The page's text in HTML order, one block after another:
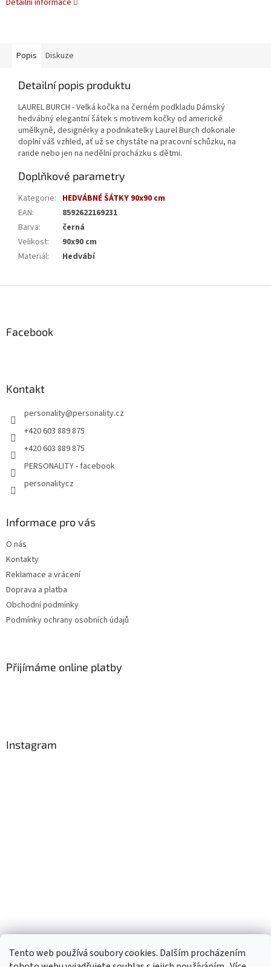
Tento web používá soubory cookies. Dalším procházením
Detailní informace
Popis Diskuze
Detailní popis produktu
LAUREL BURCH - Velká kočka na černém podkladu Dámský
hedvábný elegantní šátek s motivem kočky od americké
umělkyně, designérky a podnikatelky Laurel Burch dokonale
doplní váš vzhled, ať už se chystáte na pracovní schůzku, na
rande nebo jen na nedělní procházku s dětmi.
Doplňkové parametry
Kategorie: HEDVÁBNÉ ŠÁTKY 90x90 cm
EAN:
8592622169231
Barva:
černá
Velikost:
90x90 cm
Materiál: Hedvábí
Facebook
Kontakt
personality@personality.cz
+420 603 889 875
+420 603 889 875
PERSONALITY - facebook
personalitycz
Informace pro vás
O nás
Kontakty
Reklamace a vrácení
Doprava a platba
Obchodní podmínky
Podmínky ochrany osobních údajů
Přijímáme online platby
Instagram
Sledovat na Instagramu